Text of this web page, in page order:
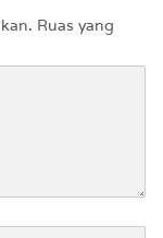
Ruas yang